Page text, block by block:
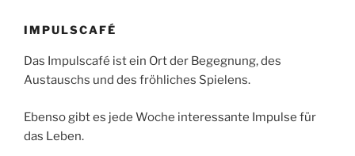
IMPULSCAFÉ
Das Impulscafé ist ein Ort der Begegnung, des
Austauschs und des fröhliches Spielens.
Ebenso gibt es jede Woche interessante Impulse für
das Leben.